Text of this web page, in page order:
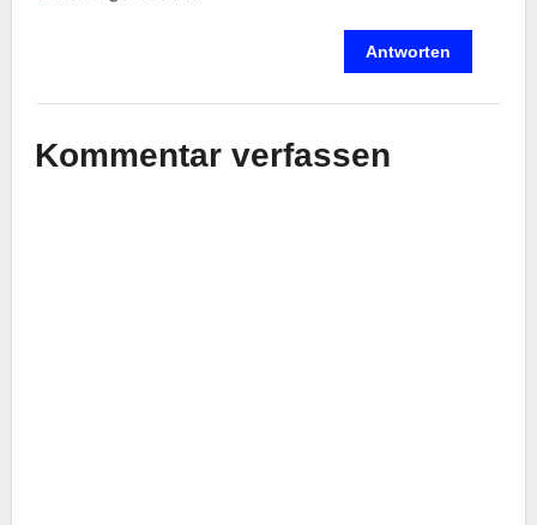
Antworten
Kommentar verfassen